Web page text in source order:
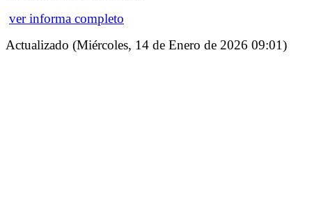
ver informa completo
Actualizado (Miércoles, 14 de Enero de 2026 09:01)